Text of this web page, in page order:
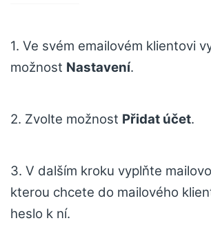
1. Ve svém emailovém klientovi
možnost Nastavení.
2. Zvolte možnost Přidat účet.
3. V dalším kroku vyplňte
kterou chcete do mailového
heslo k ní.